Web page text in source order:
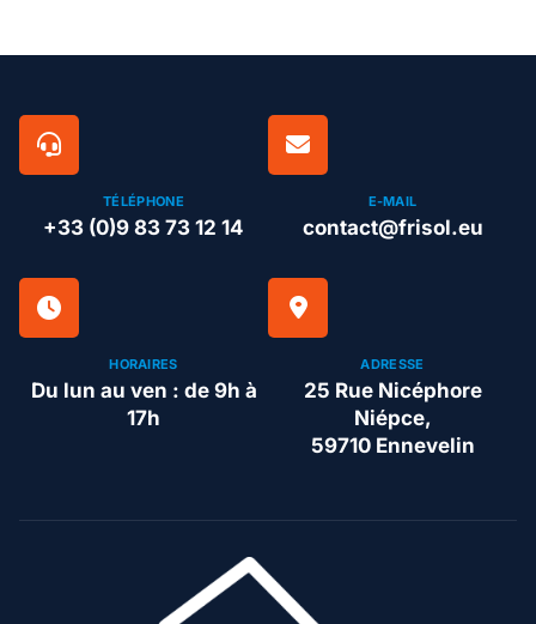
TÉLÉPHONE
+33 (0)9 83 73 12 14
E-MAIL
contact@frisol.eu
HORAIRES
Du lun au ven : de 9h à
17h
ADRESSE
25 Rue Nicéphore
Niépce,
59710 Ennevelin